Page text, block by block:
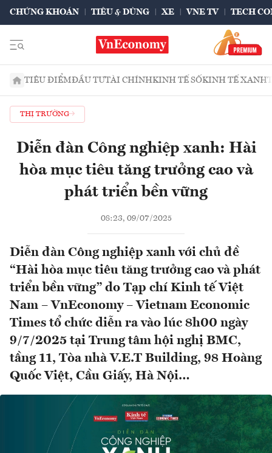
CHỨNG KHOÁN TIÊU & DÙNG XE VNE TV TECH
TIÊU ĐIỂMĐẦU TƯTÀI CHÍNHKINH TẾ SỐKINH TẾ XANH
THỊ TRƯỜNG
Diễn đàn Công nghiệp xanh: Hài
hòa mục tiêu tăng trưởng cao và
phát triển bền vững
08:23, 09/07/2025
Diễn đàn Công nghiệp xanh với chủ đề
“Hài hòa mục tiêu tăng trưởng cao và phát
triển bền vững” do Tạp chí Kinh tế Việt
Nam – VnEconomy – Vietnam Economic
Times tổ chức diễn ra vào lúc 8h00 ngày
9/7/2025 tại Trung tâm hội nghị BMC,
tầng 11, Tòa nhà V.E.T Building, 98 Hoàng
Quốc Việt, Cầu Giấy, Hà Nội…